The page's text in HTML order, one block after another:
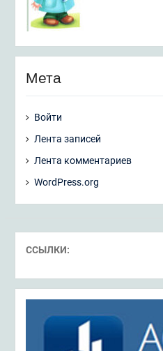
Мета
Войти
Лента записей
Лента комментариев
WordPress.org
ССЫЛКИ: